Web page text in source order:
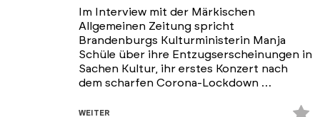
Im Interview mit der Märkischen
Allgemeinen Zeitung spricht
Brandenburgs Kulturministerin Manja
Schüle über ihre Entzugserscheinungen in
Sachen Kultur, ihr erstes Konzert nach
dem scharfen Corona-Lockdown …
WEITER